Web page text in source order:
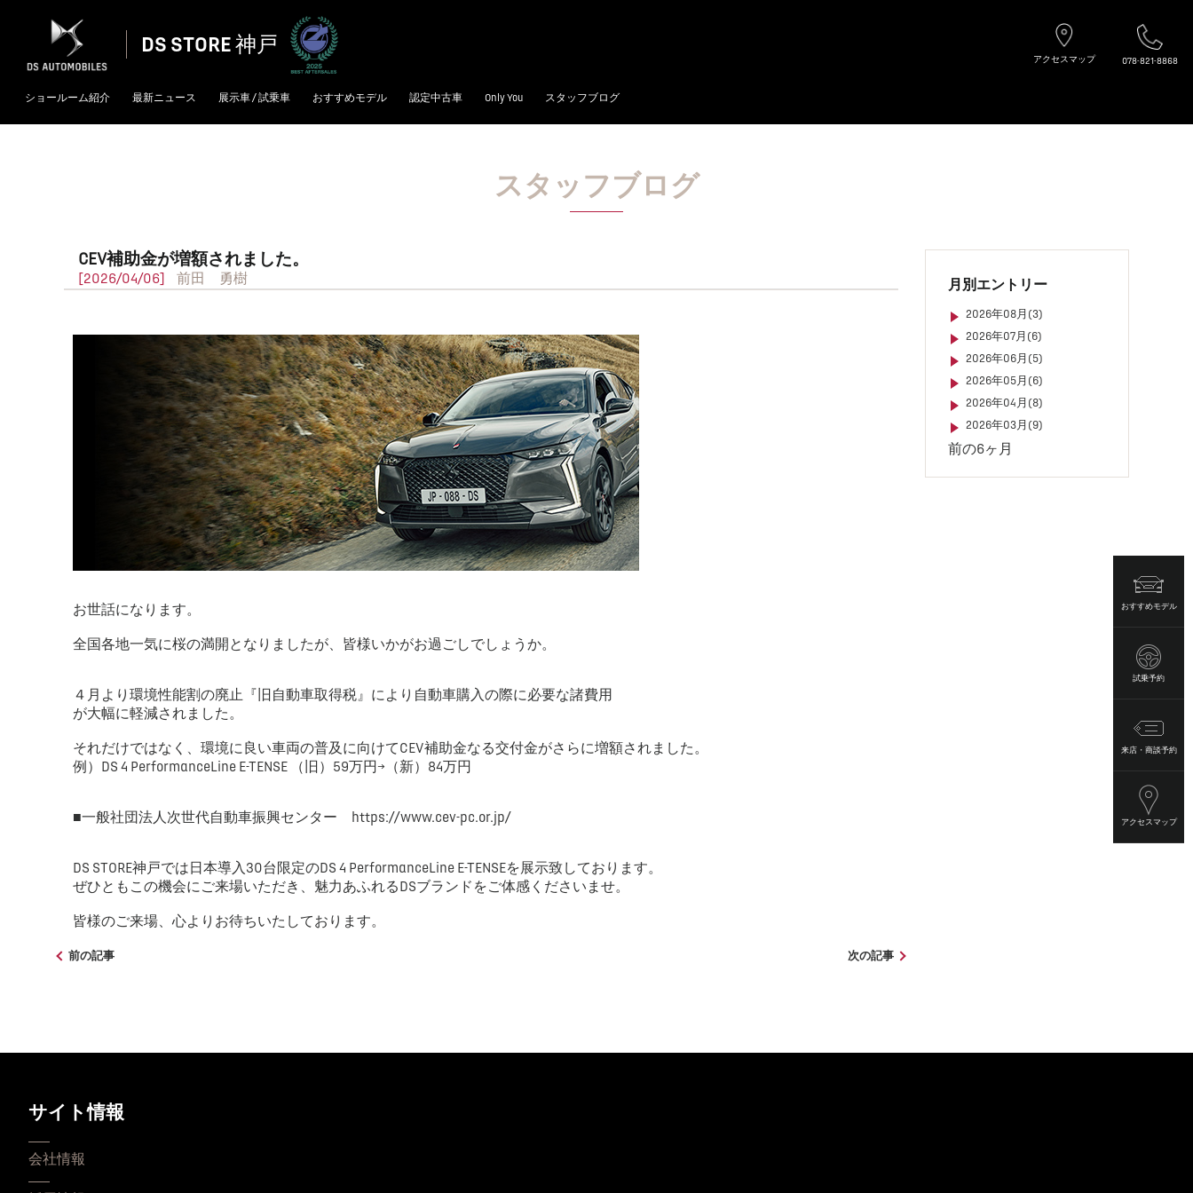
DS STORE 神戸
アクセスマップ 078-821-8868
ショールーム紹介 最新ニュース 展示車 / 試乗車 おすすめモデル 認定中古車 Only You スタッフブログ
おすすめモデル
試乗予約
来店・商談予約
アクセスマップ
スタッフブログ
CEV補助金が増額されました。
[2026/04/06] 前田 勇樹
お世話になります。
全国各地一気に桜の満開となりましたが、皆様いかがお過ごしでしょうか。
４月より環境性能割の廃止『旧自動車取得税』により自動車購入の際に必要な諸費用
が大幅に軽減されました。
それだけではなく、環境に良い車両の普及に向けてCEV補助金なる交付金がさらに増額されました。
例）DS 4 PerformanceLine E-TENSE （旧）59万円→（新）84万円
■一般社団法人次世代自動車振興センター https://www.cev-pc.or.jp/
DS STORE神戸では日本導入30台限定のDS 4 PerformanceLine E-TENSEを展示致しております。
ぜひともこの機会にご来場いただき、魅力あふれるDSブランドをご体感くださいませ。
皆様のご来場、心よりお待ちいたしております。
前の記事 次の記事
月別エントリー
2026年08月(3)
2026年07月(6)
2026年06月(5)
2026年05月(6)
2026年04月(8)
2026年03月(9)
前の6ヶ月
サイト情報
会社情報